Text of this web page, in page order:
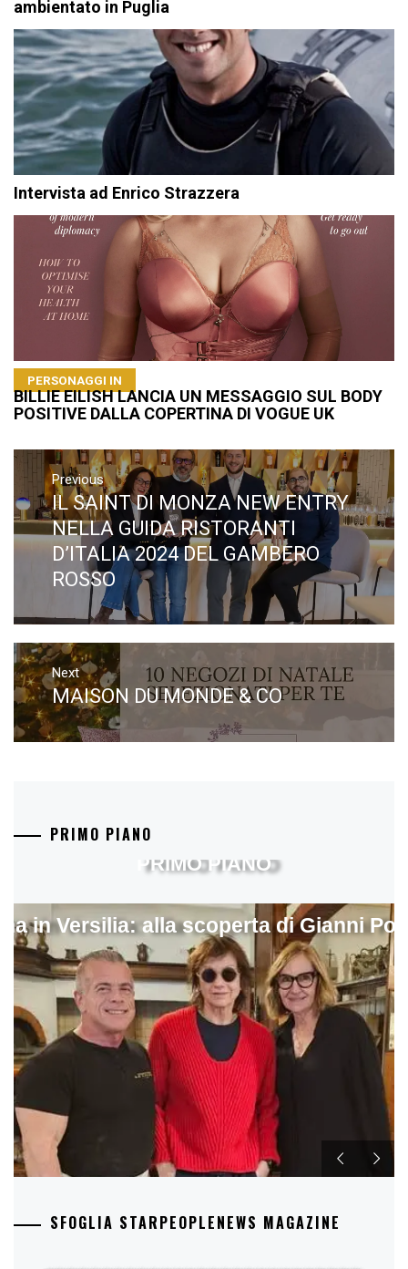
ambientato in Puglia
Intervista ad Enrico Strazzera
PERSONAGGI IN
BILLIE EILISH LANCIA UN MESSAGGIO SUL BODY
POSITIVE DALLA COPERTINA DI VOGUE UK
Navigazione
articoli
Previous
Previous
post:
IL SAINT DI MONZA NEW ENTRY
NELLA GUIDA RISTORANTI
D’ITALIA 2024 DEL GAMBERO
ROSSO
Next
Next
post:
MAISON DU MONDE & CO
PRIMO PIANO
in Versilia: alla scoperta di Gianni
PRIMO PIANO
SFOGLIA STARPEOPLENEWS MAGAZINE